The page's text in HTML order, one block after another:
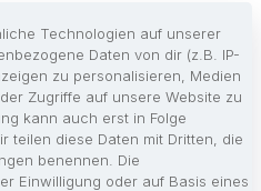
Technologien auf unserer
Daten von dir (z.B. IP-
zu personalisieren, Medien
Zugriffe auf unsere Website zu
kann auch erst in Folge
teilen diese Daten mit Dritten, die
benennen. Die
Einwilligung oder auf Basis eines